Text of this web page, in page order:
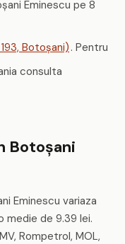
Eminescu pe 8
Botoşani) . Pentru
consulta
Botoşani
Eminescu variaza
medie de 9.39 lei.
Rompetrol, MOL,